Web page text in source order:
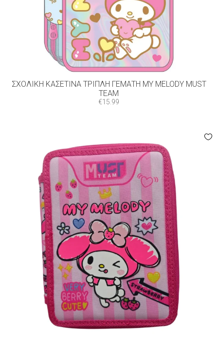
ΣΧΟΛΙΚΉ ΚΑΣΕΤΊΝΑ ΤΡΙΠΛΉ ΓΕΜΆΤΗ MY MELODY MUST
TEAM
€15.99